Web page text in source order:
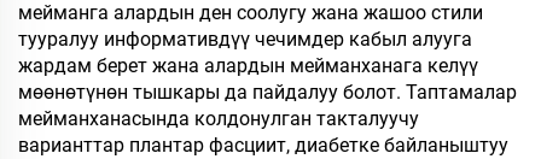
мейманга алардын ден соолугу жана жашоо стили
тууралуу информативдүү чечимдер кабыл алууга
жардам берет жана алардын мейманханага келүү
мөөнөтүнөн тышкары да пайдалуу болот. Таптамалар
мейманханасында колдонулган такталуучу
варианттар плантар фасциит, диабетке байланыштуу